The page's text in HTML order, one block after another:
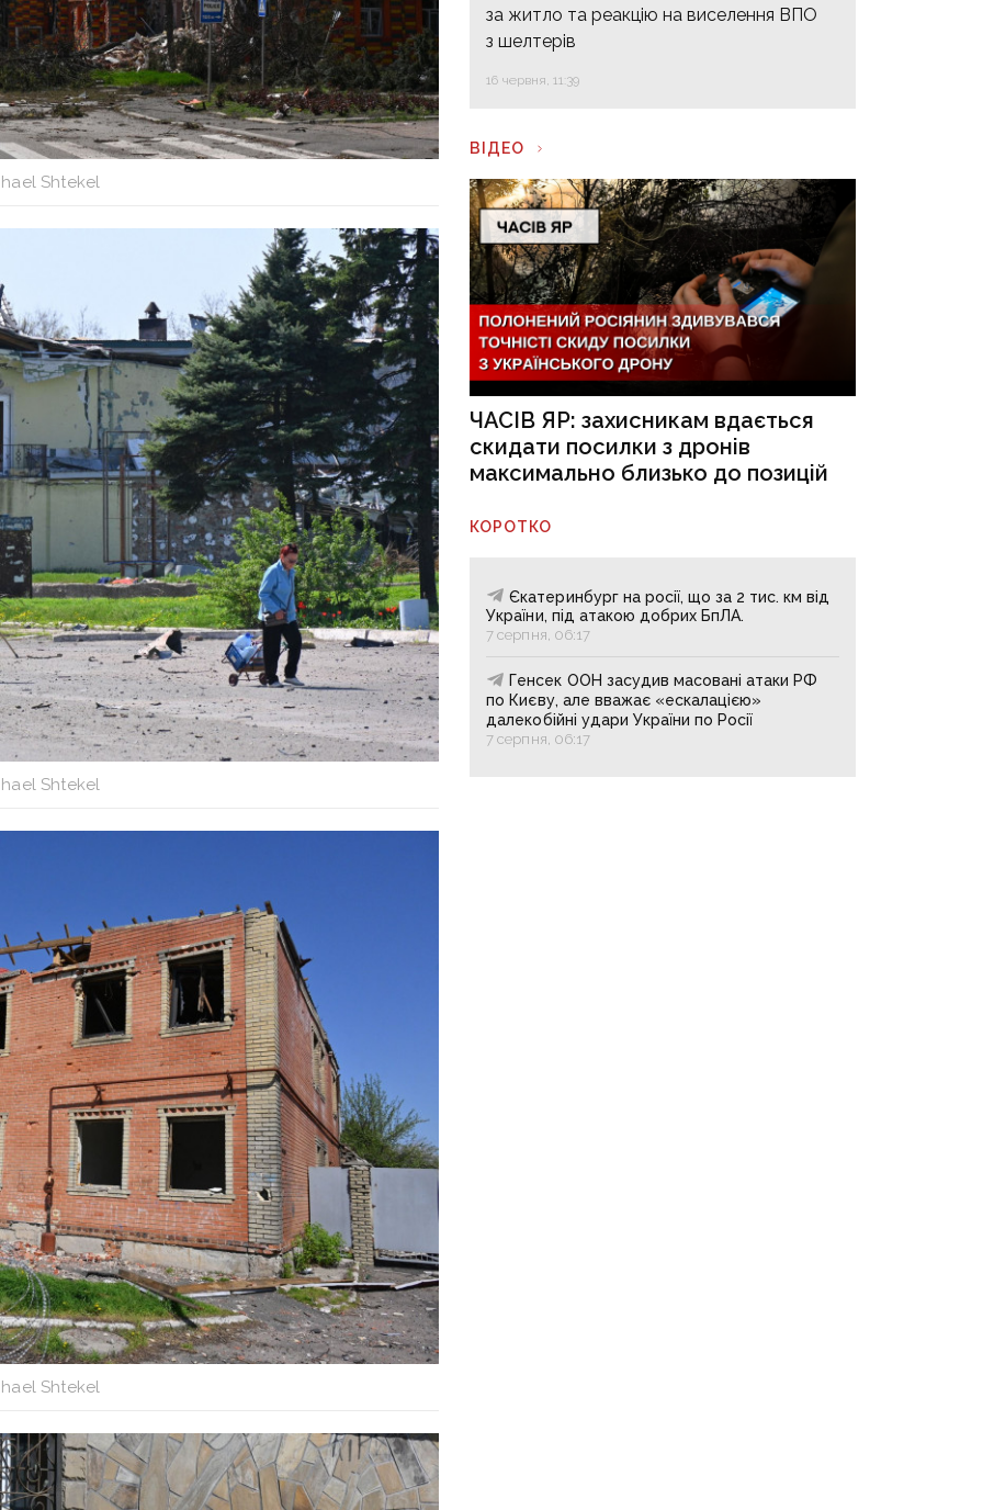
Shtekel
Shtekel
Shtekel
за житло та реакцію на виселення ВПО
з шелтерів
16 червня, 11:39
ВІДЕО
ЧАСІВ ЯР: захисникам вдається
скидати посилки з дронів
максимально близько до позицій
КОРОТКО
Єкатеринбург на росії, що за 2 тис. км від
України, під атакою добрих БпЛА.
7 серпня, 06:17
Генсек ООН засудив масовані атаки РФ
по Києву, але вважає «ескалацією»
далекобійні удари України по Росії
7 серпня, 06:17